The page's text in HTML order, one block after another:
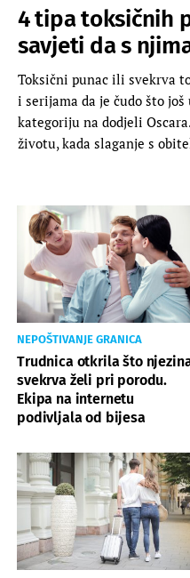
4 tipa toksičnih
savjeti da s
Toksični punac ili svekrva
i serijama da je čudo što
kategoriju na dodjeli
životu, kada slaganje s
NEPOŠTIVANJE GRANICA
Trudnica otkrila što
svekrva želi pri porodu.
Ekipa na internetu
podivljala od bijesa